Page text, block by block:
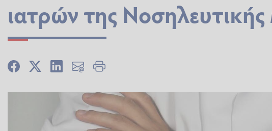
ιατρών της